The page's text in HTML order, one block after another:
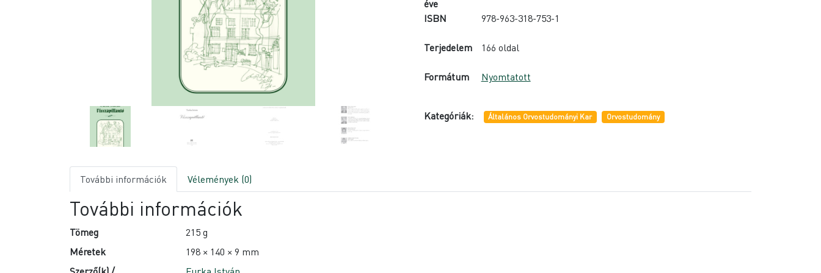
éve
ISBN
978-963-318-753-1
Terjedelem 166 oldal
Formátum Nyomtatott
Kategóriák: Általános Orvostudományi Kar Orvostudomány
További információk Vélemények (0)
További információk
Tömeg
215 g
Méretek
198 × 140 × 9 mm